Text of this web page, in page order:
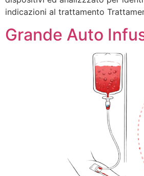
indicazioni al trattamento
Grande Auto